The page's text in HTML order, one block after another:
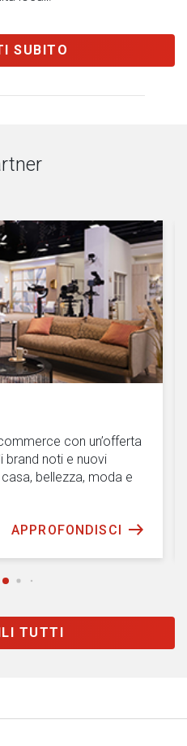
SUBITO
con un’offerta
brand noti e nuovi
bellezza, moda e
APPROFONDISCI
TUTTI